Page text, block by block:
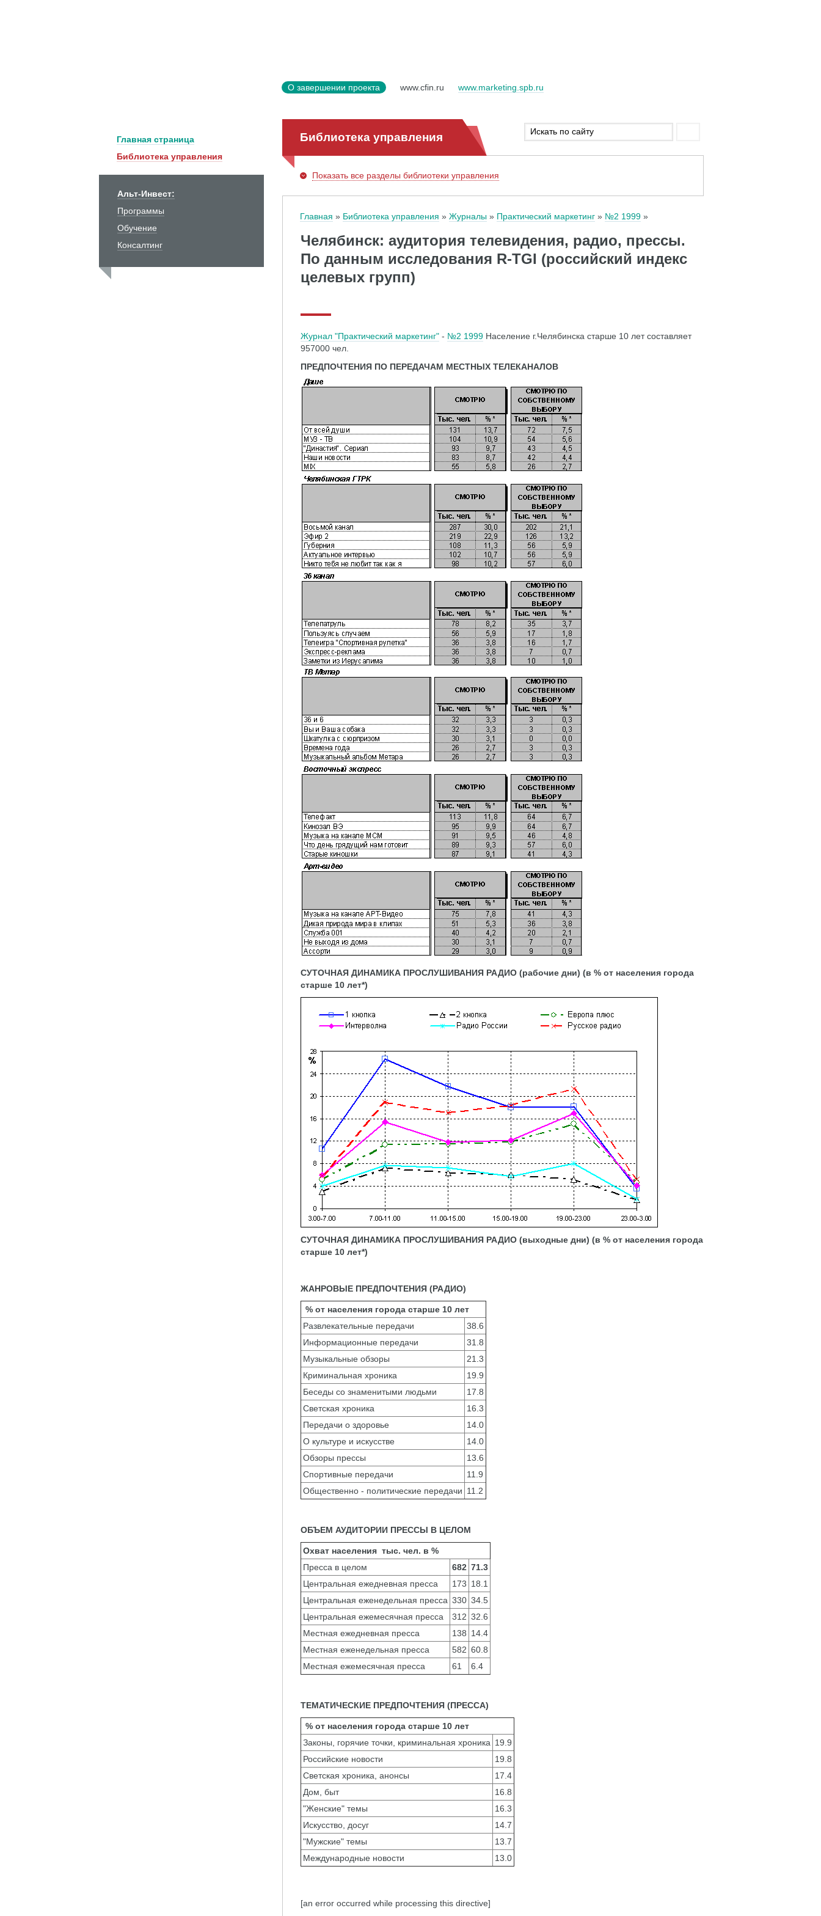
О завершении проекта www.cfin.ru www.marketing.spb.ru
Главная страница
Библиотека управления
Альт-Инвест:
Программы
Обучение
Консалтинг
Библиотека управления
Показать все разделы библиотеки управления
Главная Библиотека управления Журналы Практический маркетинг №2 1999
Челябинск: аудитория телевидения, радио, прессы.
По данным исследования R-TGI (российский индекс
целевых групп)
Журнал "Практический маркетинг" - №2 1999 Население г.Челябинска старше 10 лет составляет
957000 чел.
ПРЕДПОЧТЕНИЯ ПО ПЕРЕДАЧАМ МЕСТНЫХ ТЕЛЕКАНАЛОВ
СУТОЧНАЯ ДИНАМИКА ПРОСЛУШИВАНИЯ РАДИО (рабочие дни) (в % от населения города
старше 10 лет*)
СУТОЧНАЯ ДИНАМИКА ПРОСЛУШИВАНИЯ РАДИО (выходные дни) (в % от населения города
старше 10 лет*)
ЖАНРОВЫЕ ПРЕДПОЧТЕНИЯ (РАДИО)
% от населения города cтарше 10 лет
Развлекательные передачи
38.6
Информационные передачи
31.8
Музыкальные обзоры
21.3
Криминальная хроника
19.9
Беседы со знаменитыми людьми
17.8
Светская хроника
16.3
Передачи о здоровье
14.0
О культуре и искусстве
14.0
Обзоры прессы
13.6
Спортивные передачи
11.9
Общественно - политические передачи 11.2
ОБЪЕМ АУДИТОРИИ ПРЕССЫ В ЦЕЛОМ
Охват населения тыс. чел. в %
Пресса в целом
682 71.3
Центральная ежедневная пресса
173 18.1
Центральная еженедельная пресса 330 34.5
Центральная ежемесячная пресса
312 32.6
Местная ежедневная пресса
138 14.4
Местная еженедельная пресса
582 60.8
Местная ежемесячная пресса
61 6.4
ТЕМАТИЧЕСКИЕ ПРЕДПОЧТЕНИЯ (ПРЕССА)
% от населения города старше 10 лет
Законы, горячие точки, криминальная хроника 19.9
Российские новости
19.8
Светская хроника, анонсы
17.4
Дом, быт
16.8
"Женские" темы
16.3
Искусство, досуг
14.7
"Мужские" темы
13.7
Международные новости
13.0
[an error occurred while processing this directive]